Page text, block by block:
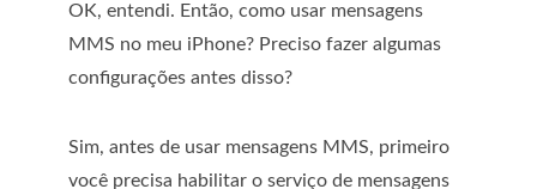
OK, entendi. Então, como usar mensagens
MMS no meu iPhone? Preciso fazer algumas
configurações antes disso?
Sim, antes de usar mensagens MMS, primeiro
você precisa habilitar o serviço de mensagens